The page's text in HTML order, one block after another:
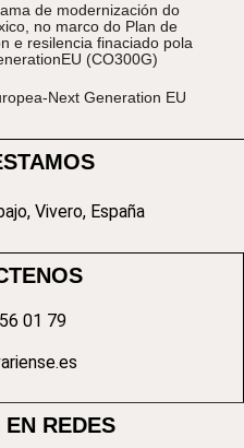
de modernización do
no marco do Plan de
e resilencia finaciado pola
(CO300G)
Next Generation EU
Vivero, España
01 79
REDES